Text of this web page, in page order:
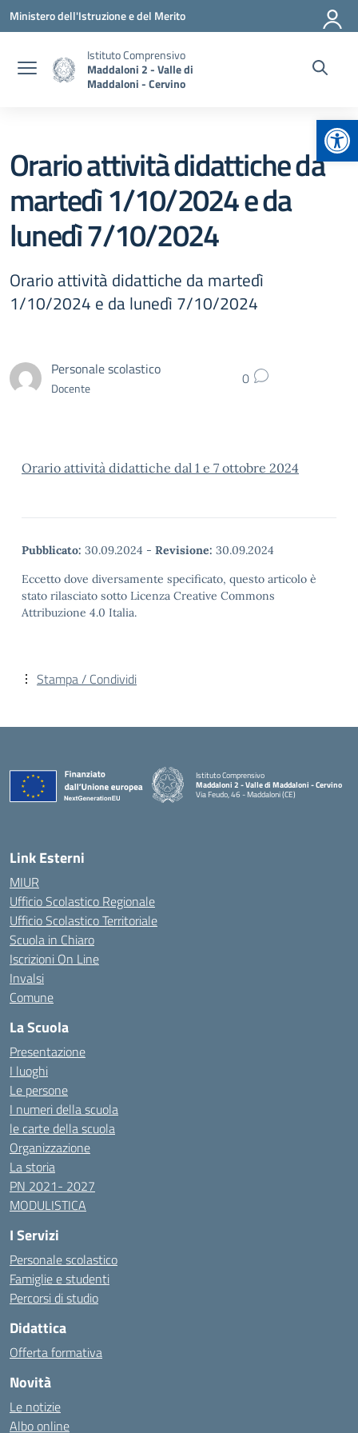
Vai ai contenuti
Vai al menu di navigazione
Vai al footer
Ministero dell'Istruzione e del Merito
Istituto Comprensivo
Maddaloni 2 - Valle di
Maddaloni - Cervino
Orario attività didattiche da
martedì 1/10/2024 e da
lunedì 7/10/2024
Orario attività didattiche da martedì
1/10/2024 e da lunedì 7/10/2024
Personale scolastico
Docente 0
Orario attività didattiche dal 1 e 7 ottobre 2024
Pubblicato: 30.09.2024 - Revisione: 30.09.2024
Eccetto dove diversamente specificato, questo articolo è
stato rilasciato sotto Licenza Creative Commons
Attribuzione 4.0 Italia.
Stampa / Condividi
Istituto Comprensivo
Maddaloni 2 - Valle di Maddaloni - Cervino
Via Feudo, 46 - Maddaloni (CE)
Link Esterni
MIUR
Ufficio Scolastico Regionale
Ufficio Scolastico Territoriale
Scuola in Chiaro
Iscrizioni On Line
Invalsi
Comune
La Scuola
Presentazione
I luoghi
Le persone
I numeri della scuola
le carte della scuola
Organizzazione
La storia
PN 2021- 2027
MODULISTICA
I Servizi
Personale scolastico
Famiglie e studenti
Percorsi di studio
Didattica
Offerta formativa
Novità
Le notizie
Albo online